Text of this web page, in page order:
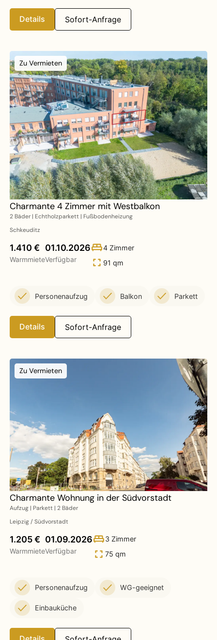
Details Sofort-Anfrage
Zu Vermieten
Charmante 4 Zimmer mit Westbalkon
2 Bäder | Echtholzparkett | Fußbodenheizung
Schkeuditz
1.410 €
Warmmiete
01.10.2026
Verfügbar
4 Zimmer
91 qm
Personenaufzug Balkon Parkett
Details Sofort-Anfrage
Zu Vermieten
Charmante Wohnung in der Südvorstadt
Aufzug | Parkett | 2 Bäder
Leipzig / Südvorstadt
1.205 €
Warmmiete
01.09.2026
Verfügbar
3 Zimmer
75 qm
Personenaufzug WG-geeignet
Einbauküche